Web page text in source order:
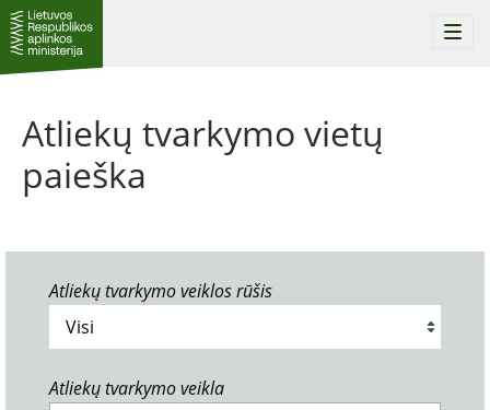
Atliekų tvarkymo vietų
paieška
Atliekų tvarkymo veiklos rūšis
Atliekų tvarkymo veikla